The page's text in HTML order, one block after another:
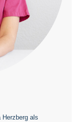
Herzberg als